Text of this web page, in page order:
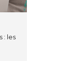
: les